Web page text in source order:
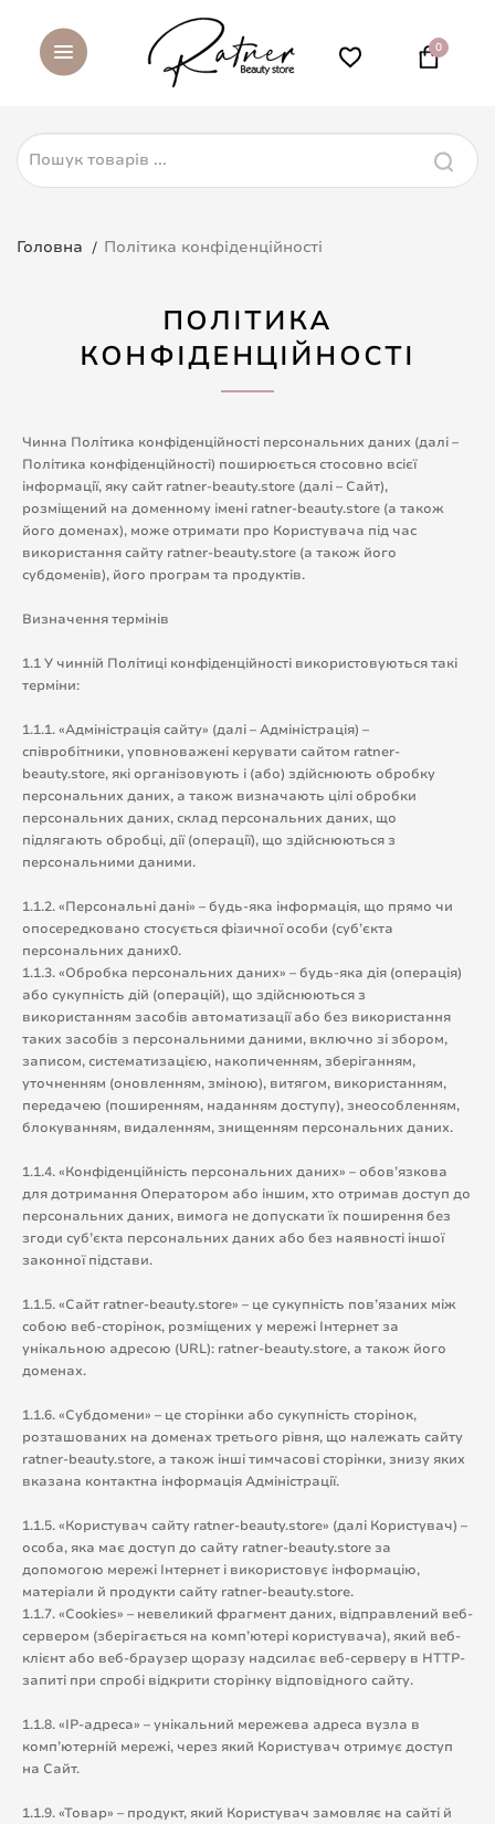
0
Головна Політика конфіденційності
ПОЛІТИКА
КОНФІДЕНЦІЙНОСТІ
Чинна Політика конфіденційності персональних даних (далі –
Політика конфіденційності) поширюється стосовно всієї
інформації, яку сайт ratner-beauty.store (далі – Сайт),
розміщений на доменному імені ratner-beauty.store (а також
його доменах), може отримати про Користувача під час
використання сайту ratner-beauty.store (а також його
субдоменів), його програм та продуктів.
Визначення термінів
1.1 У чинній Політиці конфіденційності використовуються такі
терміни:
1.1.1. «Адміністрація сайту» (далі – Адміністрація) –
співробітники, уповноважені керувати сайтом ratner-
beauty.store, які організовують і (або) здійснюють обробку
персональних даних, а також визначають цілі обробки
персональних даних, склад персональних даних, що
підлягають обробці, дії (операції), що здійснюються з
персональними даними.
1.1.2. «Персональні дані» – будь-яка інформація, що прямо чи
опосередковано стосується фізичної особи (суб’єкта
персональних даних0.
1.1.3. «Обробка персональних даних» – будь-яка дія (операція)
або сукупність дій (операцій), що здійснюються з
використанням засобів автоматизації або без використання
таких засобів з персональними даними, включно зі збором,
записом, систематизацією, накопиченням, зберіганням,
уточненням (оновленням, зміною), витягом, використанням,
передачею (поширенням, наданням доступу), знеособленням,
блокуванням, видаленням, знищенням персональних даних.
1.1.4. «Конфіденційність персональних даних» – обов’язкова
для дотримання Оператором або іншим, хто отримав доступ до
персональних даних, вимога не допускати їх поширення без
згоди суб’єкта персональних даних або без наявності іншої
законної підстави.
1.1.5. «Сайт ratner-beauty.store» – це сукупність пов’язаних між
собою веб-сторінок, розміщених у мережі Інтернет за
унікальною адресою (URL): ratner-beauty.store, а також його
доменах.
1.1.6. «Субдомени» – це сторінки або сукупність сторінок,
розташованих на доменах третього рівня, що належать сайту
ratner-beauty.store, а також інші тимчасові сторінки, знизу яких
вказана контактна інформація Адміністрації.
1.1.5. «Користувач сайту ratner-beauty.store» (далі Користувач) –
особа, яка має доступ до сайту ratner-beauty.store за
допомогою мережі Інтернет і використовує інформацію,
матеріали й продукти сайту ratner-beauty.store.
1.1.7. «Cookies» – невеликий фрагмент даних, відправлений веб-
сервером (зберігається на комп’ютері користувача), який веб-
клієнт або веб-браузер щоразу надсилає веб-серверу в HTTP-
запиті при спробі відкрити сторінку відповідного сайту.
1.1.8. «IP-адреса» – унікальний мережева адреса вузла в
комп’ютерній мережі, через який Користувач отримує доступ
на Сайт.
1.1.9. «Товар» – продукт, який Користувач замовляє на сайті й